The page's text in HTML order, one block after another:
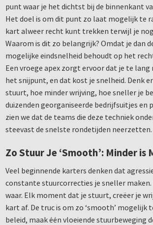
punt waar je het dichtst bij de binnenkant
Het doel is om dit punt zo laat mogelijk te
kart alweer recht kunt trekken terwijl je
Waarom is dit zo belangrijk? Omdat je dan
mogelijke eindsnelheid behoudt op het
Een vroege apex zorgt ervoor dat je te
het snijpunt, en dat kost je snelheid. Denk
stuurt, hoe minder wrijving, hoe sneller je
duizenden georganiseerde bedrijfsuitjes en
zien we dat de teams die deze techniek
steevast de snelste rondetijden neerzetten.
Zo Stuur Je ‘Smooth’: Minder is
Veel beginnende karters denken dat
constante stuurcorrecties je sneller maken.
waar. Elk moment dat je stuurt, creëer je
kart af. De truc is om zo ‘smooth’ mogelijk
beleid, maak één vloeiende stuurbeweging